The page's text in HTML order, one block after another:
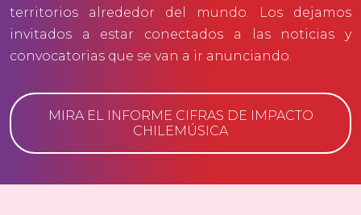
territorios alrededor del mundo. Los dejamos
invitados a estar conectados a las noticias y
convocatorias que se van a ir anunciando.
MIRA EL INFORME CIFRAS DE IMPACTO
CHILEMÚSICA